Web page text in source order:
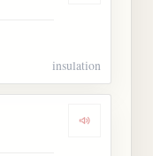
insulation
Dengarkan